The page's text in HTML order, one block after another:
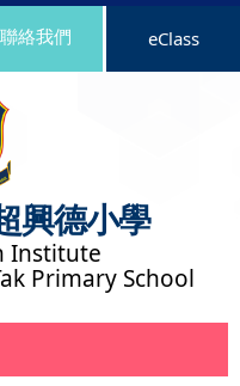
興德小學
Institute
Primary School
聯絡我們 eClass